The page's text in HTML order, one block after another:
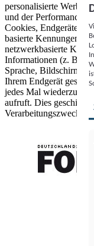
personalisierte
und der Performance
Cookies, Endgeräte-
basierte Kennungen,
netzwerkbasierte
Informationen (z. B.
Sprache,
Ihrem Endgerät
jedes Mal
aufruft. Dies geschieht
Verarbeitungszwecke.
FONDS